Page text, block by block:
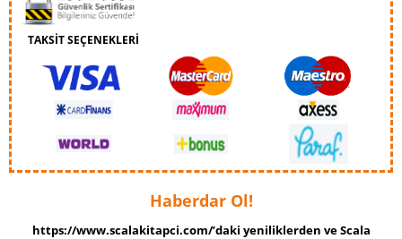
TAKSİT SEÇENEKLERİ
Haberdar Ol!
https://www.scalakitapci.com/’daki yeniliklerden ve Scala